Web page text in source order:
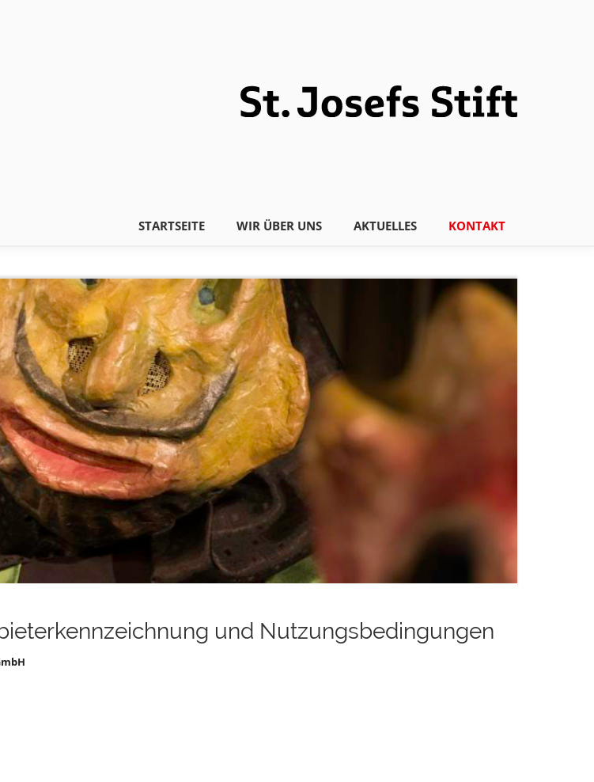
STARTSEITE WIR ÜBER UNS AKTUELLES KONTAKT
und Nutzungsbedingungen